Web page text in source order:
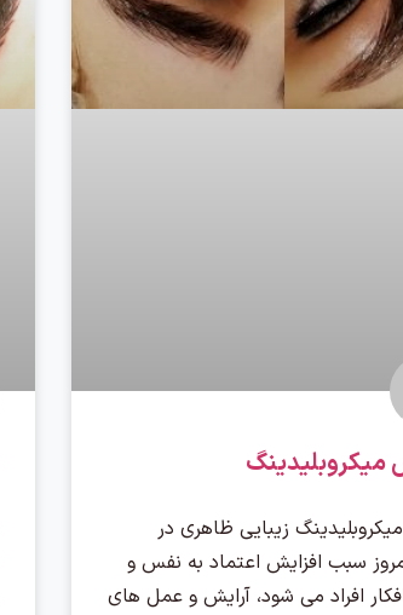
میکروبلیدینگ
زیبایی ظاهری در
سبب افزایش اعتماد به نفس و
افراد می شود، آرایش و عمل های